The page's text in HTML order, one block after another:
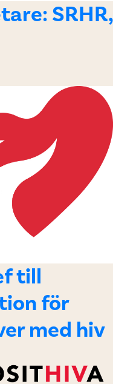
SRHR,
till
för
med hiv